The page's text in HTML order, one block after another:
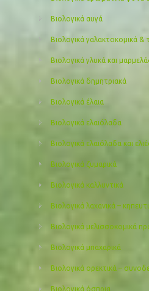
Βιολογικά αυγά
Βιολογικά γαλακτοκομικά
Βιολογικά γλυκά και
Βιολογικά δημητριακά
Βιολογικά έλαια
Βιολογικά ελαιόλαδα
Βιολογικά ελαιόλαδα και
Βιολογικά ζυμαρικά
Βιολογικά καλλυντικά
Βιολογικά λαχανικά –
Βιολογικά μελισσοκομικά
Βιολογικά μπαχαρικά
Βιολογικά ορεκτικά –
Βιολογικά όσπρια